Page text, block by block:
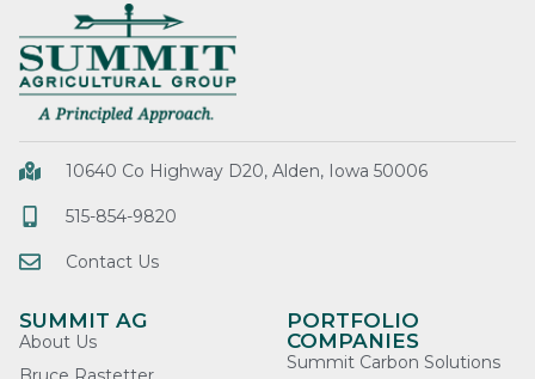
10640 Co Highway D20, Alden, Iowa 50006
515-854-9820
Contact Us
SUMMIT AG
About Us
PORTFOLIO
COMPANIES
Summit Carbon Solutions